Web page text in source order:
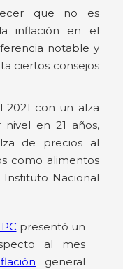
que no es
inflación en el
notable y
ciertos consejos
2021 con un alza
nivel en 21 años,
de precios al
como alimentos
Instituto Nacional
presentó un
al mes
general